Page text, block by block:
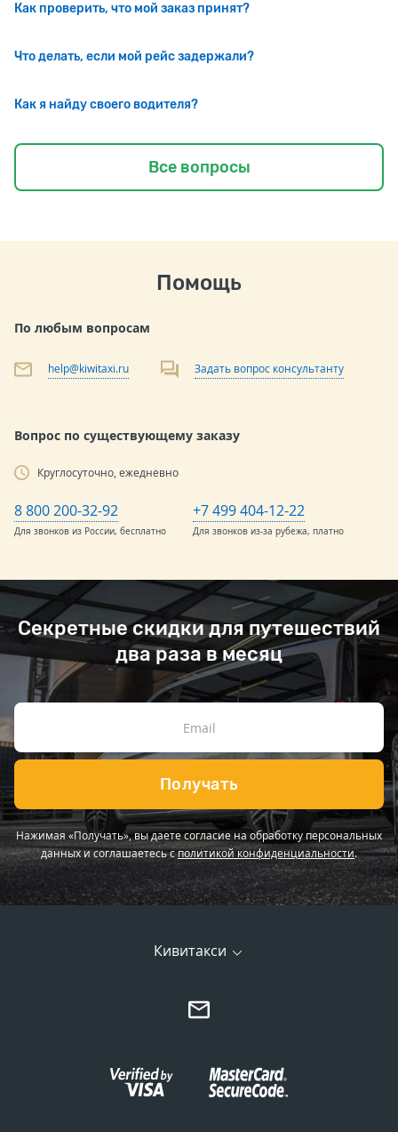
Как проверить, что мой заказ принят?
Что делать, если мой рейс задержали?
Как я найду своего водителя?
Все вопросы
Помощь
По любым вопросам
help@kiwitaxi.ru Задать вопрос консультанту
Вопрос по существующему заказу
Круглосуточно, ежедневно
8 800 200-32-92
Для звонков из России, бесплатно
+7 499 404-12-22
Для звонков из-за рубежа, платно
Секретные скидки для путешествий
два раза в месяц
Получать
Нажимая «Получать», вы даете согласие на обработку персональных
данных и соглашаетесь сполитикой конфиденциальности.
Кивитакси